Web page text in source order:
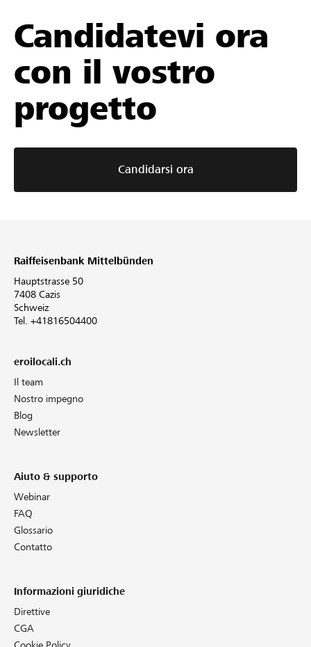
Candidatevi ora
con il vostro
progetto
Candidarsi ora
Raiffeisenbank Mittelbünden
Hauptstrasse 50
7408 Cazis
Schweiz
Tel. +41816504400
eroilocali.ch
Il team
Nostro impegno
Blog
Newsletter
Aiuto & supporto
Webinar
FAQ
Glossario
Contatto
Informazioni giuridiche
Direttive
CGA